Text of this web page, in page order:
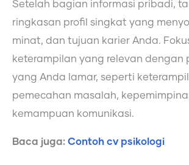
Setelah bagian informasi pribadi,
ringkasan profil singkat yang
minat, dan tujuan karier Anda.
keterampilan yang relevan dengan
yang Anda lamar, seperti
pemecahan masalah,
kemampuan komunikasi.
Baca juga: Contoh cv psikologi